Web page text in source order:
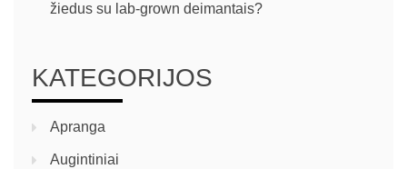
žiedus su lab-grown deimantais?
KATEGORIJOS
Apranga
Augintiniai